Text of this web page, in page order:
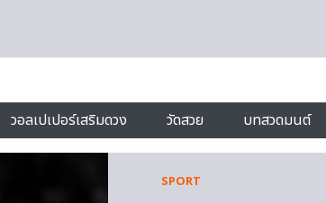
วอลเปเปอร์เสริมดวง วัดสวย บทสวดมนต์
SPORT